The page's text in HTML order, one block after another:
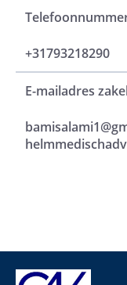
+31793218290
E-mailadres